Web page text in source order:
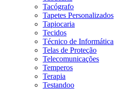
Tacógrafo
Tapetes Personalizados
Tapiocaria
Tecidos
Técnico de Informática
Telas de Proteção
Telecomunicações
Temperos
Terapia
Testandoo